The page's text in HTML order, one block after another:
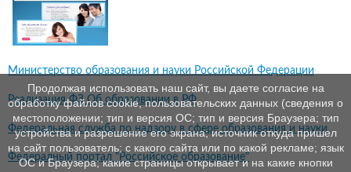
Министерство образования и науки Российской Федерации
Реализация ФЗ Об образовании в РФ
Федеральная служба по надзору в сфере образования и науки
Федералный портал "Российское образование"
Продолжая использовать наш сайт, вы даете согласие на
обработку файлов cookie, пользовательских данных (сведения о
местоположении; тип и версия ОС; тип и версия Браузера; тип
устройства и разрешение его экрана; источник откуда пришел
на сайт пользователь; с какого сайта или по какой рекламе; язык
ОС и Браузера; какие страницы открывает и на какие кнопки